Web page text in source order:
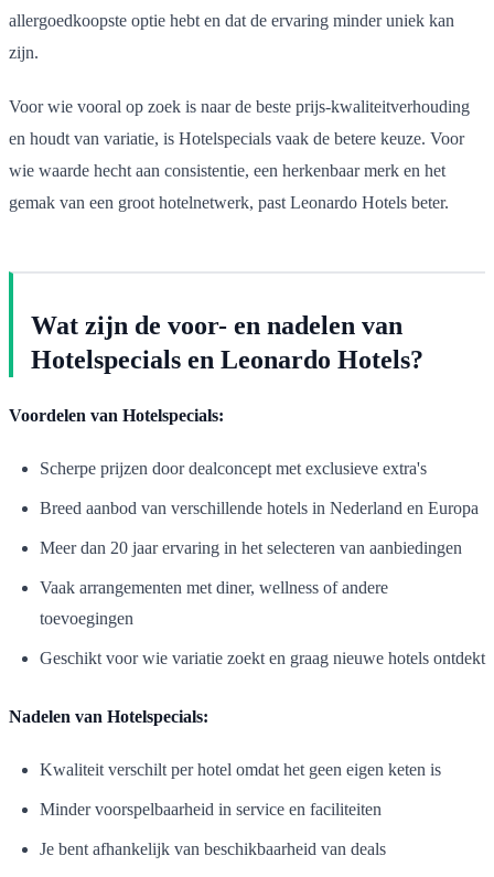
allergoedkoopste optie hebt en dat de ervaring minder uniek kan
zijn.
Voor wie vooral op zoek is naar de beste prijs-kwaliteitverhouding
en houdt van variatie, is Hotelspecials vaak de betere keuze. Voor
wie waarde hecht aan consistentie, een herkenbaar merk en het
gemak van een groot hotelnetwerk, past Leonardo Hotels beter.
Wat zijn de voor- en nadelen van
Hotelspecials en Leonardo Hotels?
Voordelen van Hotelspecials:
Scherpe prijzen door dealconcept met exclusieve extra's
Breed aanbod van verschillende hotels in Nederland en Europa
Meer dan 20 jaar ervaring in het selecteren van aanbiedingen
Vaak arrangementen met diner, wellness of andere
toevoegingen
Geschikt voor wie variatie zoekt en graag nieuwe hotels ontdekt
Nadelen van Hotelspecials:
Kwaliteit verschilt per hotel omdat het geen eigen keten is
Minder voorspelbaarheid in service en faciliteiten
Je bent afhankelijk van beschikbaarheid van deals